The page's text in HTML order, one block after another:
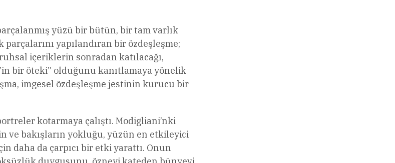
yüzü bir bütün, bir tam varlık
yapılandıran bir özdeşleşme;
içeriklerin sonradan katılacağı,
bir öteki” olduğunu kanıtlamaya yönelik
imgesel özdeşleşme jestinin kurucu bir
kotarmaya çalıştı. Modigliani’nki
ve bakışların yokluğu, yüzün en etkileyici
daha da çarpıcı bir etki yarattı. Onun